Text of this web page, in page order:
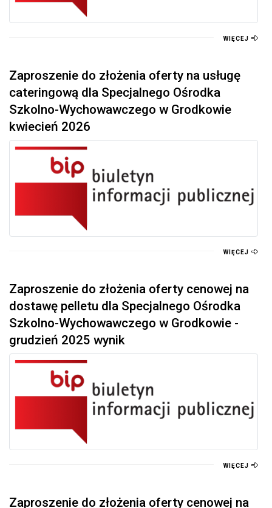
WIĘCEJ
Zaproszenie do złożenia oferty na usługę
cateringową dla Specjalnego Ośrodka
Szkolno-Wychowawczego w Grodkowie
kwiecień 2026
WIĘCEJ
Zaproszenie do złożenia oferty cenowej na
dostawę pelletu dla Specjalnego Ośrodka
Szkolno-Wychowawczego w Grodkowie -
grudzień 2025 wynik
WIĘCEJ
Zaproszenie do złożenia oferty cenowej na